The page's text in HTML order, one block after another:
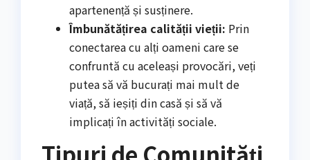
apartenență și susținere.
Îmbunătățirea calității vieții: Prin
conectarea cu alți oameni care se
confruntă cu aceleași provocări, veți
putea să vă bucurați mai mult de
viață, să ieșiți din casă și să vă
implicați în activități sociale.
Tipuri de Comunități